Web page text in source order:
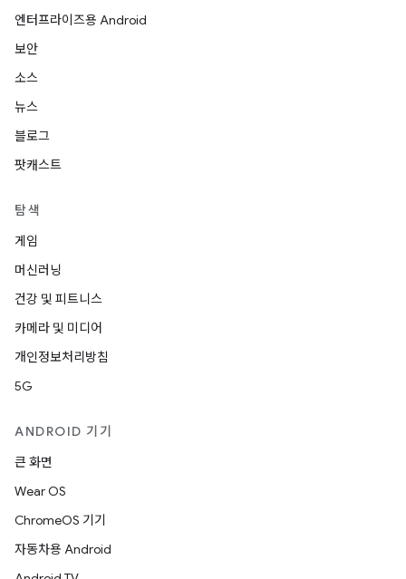
엔터프라이즈용 Android
보안
소스
뉴스
블로그
팟캐스트
탐색
게임
머신러닝
건강 및 피트니스
카메라 및 미디어
개인정보처리방침
5G
ANDROID 기기
큰 화면
Wear OS
ChromeOS 기기
자동차용 Android